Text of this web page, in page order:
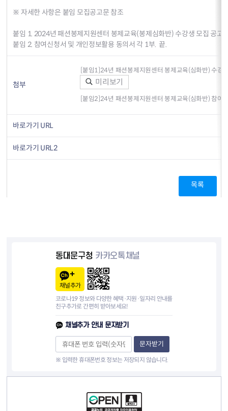
※ 자세한 사항은 붙임 모집공고문 참조
붙임 1. 2024년 패션봉제지원센터 봉제교육(봉제심화반) 수강생 모집 공고
붙임 2. 참여신청서 및 개인정보활용 동의서 각 1부. 끝.
첨부
[붙임1]24년 패션봉제지원센터 봉제교육(심화반) 수강
미리보기
[붙임2]24년 패션봉제지원센터 봉제교육(심화반) 참여
바로가기 URL
바로가기 URL2
목록
동대문구청 카카오톡채널
채널추가
코로나19 정보와 다양한 혜택·지원·일자리 안내를
친구추가로 간편히 받아보세요!
채널추가 안내 문자받기
문자받기
※ 입력한 휴대폰번호 정보는 저장되지 않습니다.